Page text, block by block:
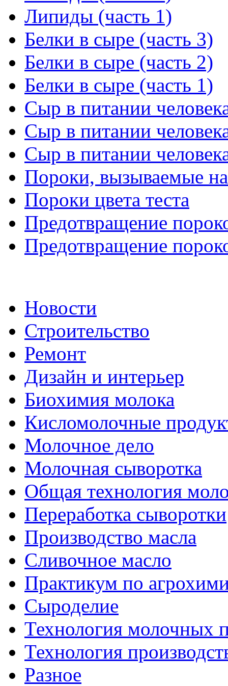
Липиды (часть 1)
Белки в сыре (часть 3)
Белки в сыре (часть 2)
Белки в сыре (часть 1)
Сыр в питании
Сыр в питании
Сыр в питании
Пороки, вызываемые
Пороки цвета теста
Предотвращение
Предотвращение
Новости
Строительство
Ремонт
Дизайн и интерьер
Биохимия молока
Кисломолочные
Молочное дело
Молочная сыворотка
Общая технология
Переработка сыворотки
Производство масла
Сливочное масло
Практикум по
Сыроделие
Технология молочных
Технология
Разное